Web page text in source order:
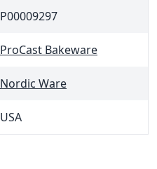
P00009297
ProCast Bakeware
Nordic Ware
USA